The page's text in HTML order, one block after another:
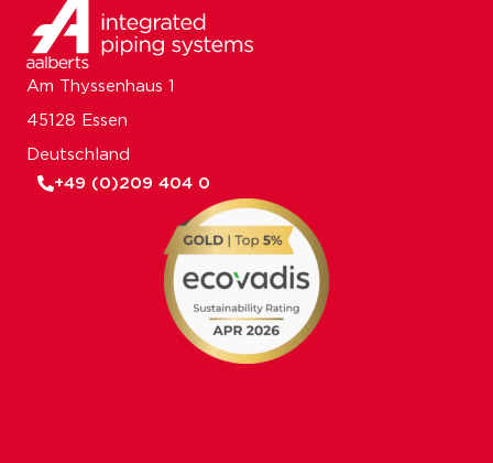
Am Thyssenhaus 1
45128 Essen
Deutschland
+49 (0)209 404 0